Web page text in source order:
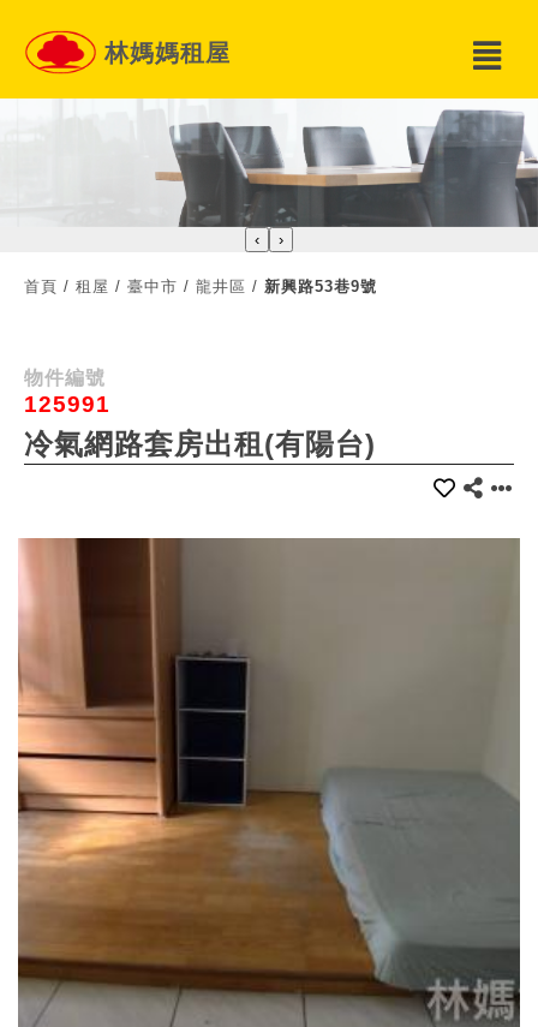
林媽媽租屋
‹ ›
首頁 / 租屋 / 臺中市 / 龍井區 / 新興路53巷9號
物件編號
125991
冷氣網路套房出租(有陽台)